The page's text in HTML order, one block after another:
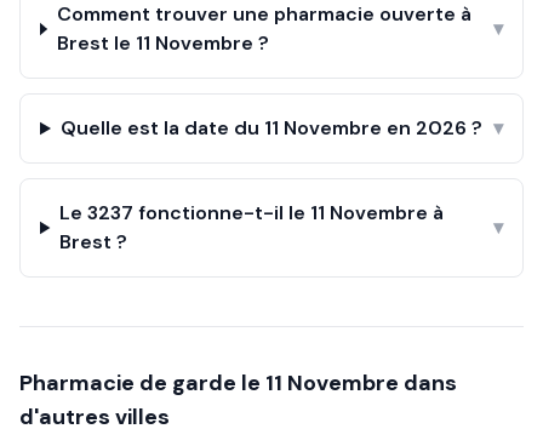
Comment trouver une pharmacie ouverte à
Brest le 11 Novembre ?
▾
Quelle est la date du 11 Novembre en 2026 ? ▾
Le 3237 fonctionne-t-il le 11 Novembre à
Brest ?
▾
Pharmacie de garde le 11 Novembre dans
d'autres villes